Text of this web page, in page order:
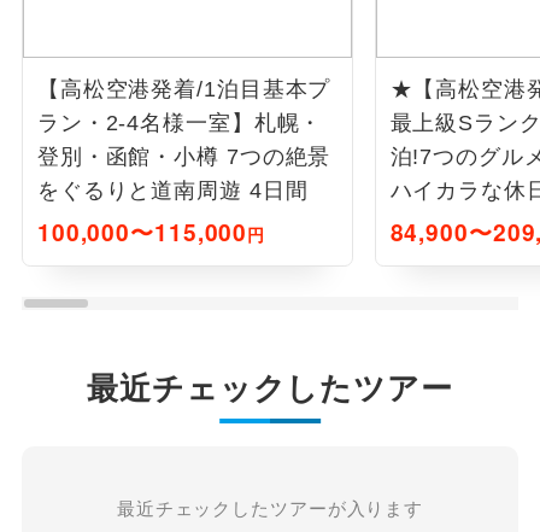
【高松空港発着/1泊目基本プ
ラン・2-4名様一室】札幌・
登別・函館・小樽 7つの絶景
をぐるりと道南周遊 4日間
100,000〜115,000円
★【高松空港
最上級Sラン
泊!7つのグル
ハイカラな休
84,900〜
最近チェックしたツアー
最近チェックしたツアーが入ります